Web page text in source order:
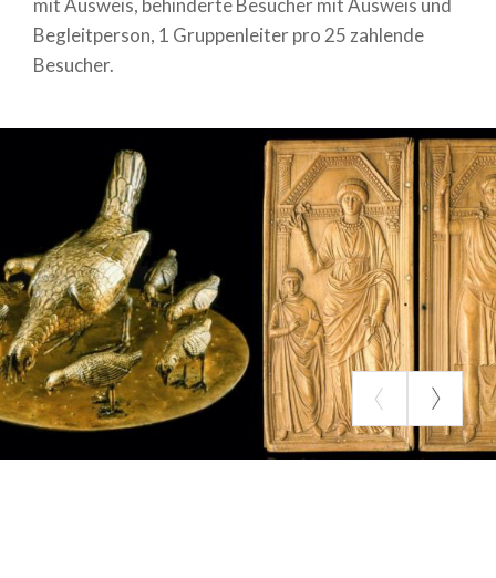
Begleitperson, 1 Gruppenleiter pro 25 zahlende
Besucher.